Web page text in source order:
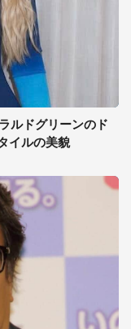
ルドグリーンのド
イルの美貌